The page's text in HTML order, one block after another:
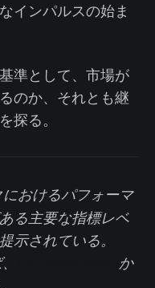
インパルスの始ま
準として、市場が
のか、それとも継
探る。
おけるパフォーマ
る主要な指標レベ
示されている。
か